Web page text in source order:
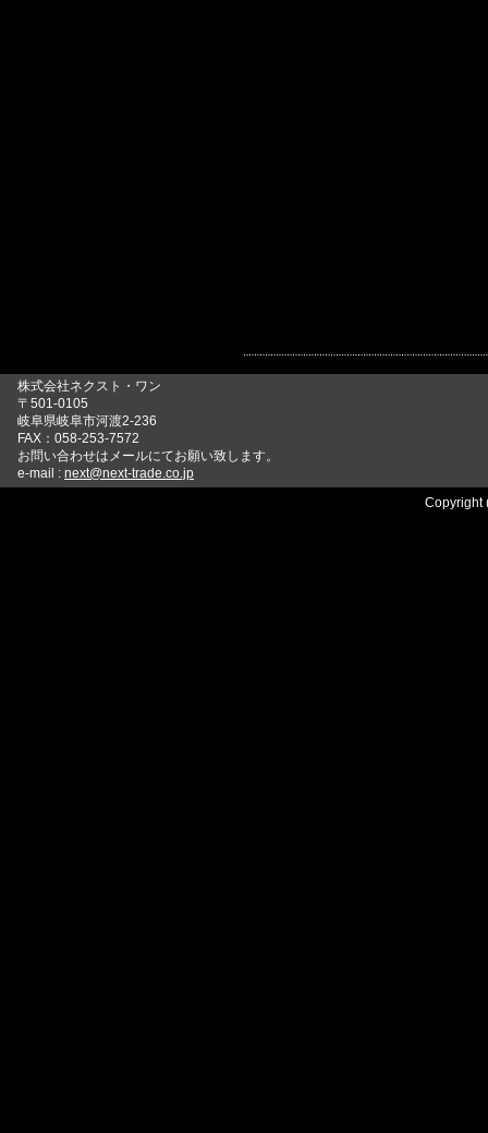
株式会社ネクスト・ワン
〒501-0105
岐阜県岐阜市河渡2-236
FAX：058-253-7572
お問い合わせはメールにてお願い致します。
e-mail : next@next-trade.co.jp
Copyright